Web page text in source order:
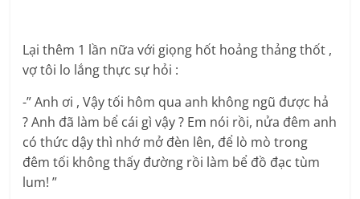
Lại thêm 1 lần nữa với giọng hốt hoảng thảng thốt ,
vợ tôi lo lắng thực sự hỏi :
-” Anh ơi , Vậy tối hôm qua anh không ngũ được hả
? Anh đã làm bể cái gì vậy ? Em nói rồi, nửa đêm anh
có thức dậy thì nhớ mở đèn lên, để lò mò trong
đêm tối không thấy đường rồi làm bể đồ đạc tùm
lum! ”